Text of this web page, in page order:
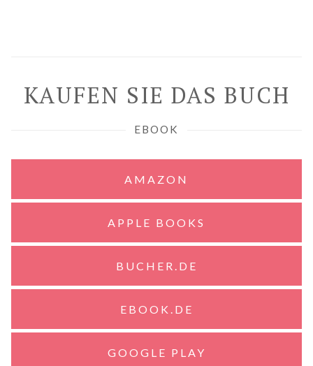
KAUFEN SIE DAS BUCH
EBOOK
AMAZON
APPLE BOOKS
BUCHER.DE
EBOOK.DE
GOOGLE PLAY